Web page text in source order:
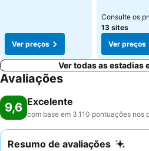
Ver preços
Consulte os
13 sites
Ver preços
Ver todas as estadias
Avaliações
9,6 Excelente
com base em 3.110 pontuações nos
Resumo de avaliações